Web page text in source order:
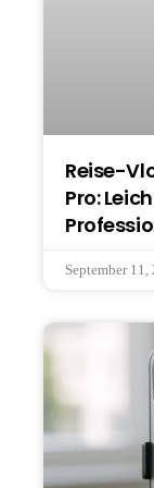
Reise-
Pro:
September 11,